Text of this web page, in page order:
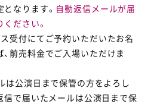
なります。 自動返信メールが届
ださい。
受付にてご予約いただいたお名
前売料金でご入場いただけま
は公演日まで保管の方をよろし
信で届いたメールは公演日まで保